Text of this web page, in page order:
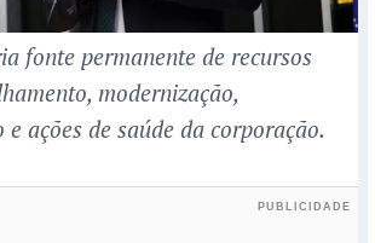
fonte permanente de recursos
modernização,
e ações de saúde da corporação.